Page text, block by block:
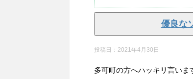
優良な
投稿日： 2021年4月30日
多可町の方へハッキリ言い